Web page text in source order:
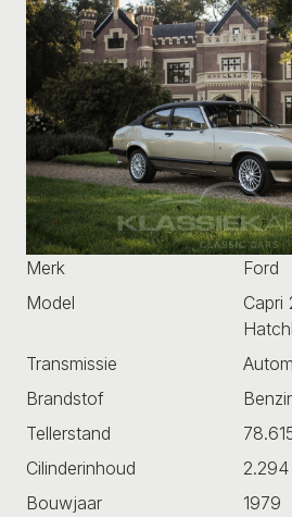
Merk
Ford
Model
Capri
Transmissie
Brandstof
Tellerstand
Cilinderinhoud
2.294
Bouwjaar
1979